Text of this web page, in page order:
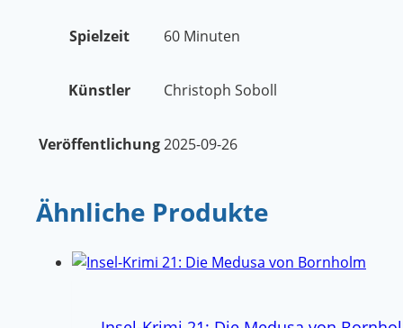
Spielzeit 60 Minuten
Künstler Christoph Soboll
Veröffentlichung2025-09-26
Ähnliche Produkte